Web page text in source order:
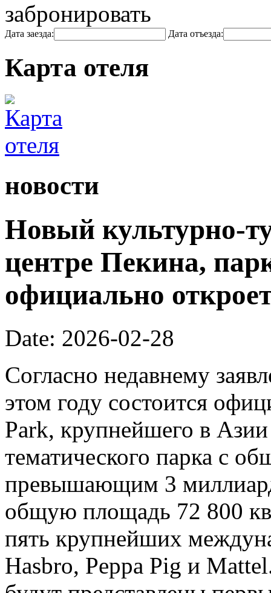
забронировать
Дата заезда: Дата отъезда:
Карта отеля
новости
Новый культурно-
центре Пекина,
официально
Date: 2026-02-28
Согласно недавнему
этом году состоится
Park, крупнейшего в Азии
тематического парка с
превышающим 3
общую площадь 72 800
пять крупнейших
Hasbro, Peppa Pig и